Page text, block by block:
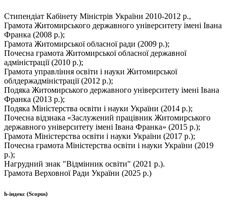
Стипендіат Кабінету Міністрів України 2010-2012 р.,
Грамота Житомирського державного університету імені Івана
Франка (2008 р.);
Грамота Житомирської обласної ради (2009 р.);
Почесна грамота Житомирської обласної державної
адміністрації (2010 р.);
Грамота управління освіти і науки Житомирської
облдержадміністрації (2012 р.);
Подяка Житомирського державного університету імені Івана
Франка (2013 р.);
Подяка Міністерства освіти і науки України (2014 р.);
Почесна відзнака «Заслужений працівник Житомирського
державного університету імені Івана Франка» (2015 р.);
Грамота Міністерства освіти і науки України (2017 р.);
Почесна грамота Міністерства освіти і науки України (2019
р.);
Нагрудний знак "Відмінник освіти" (2021 р.).
Грамота Верховної Ради України (2025 р.)
h-індекс (Scopus)